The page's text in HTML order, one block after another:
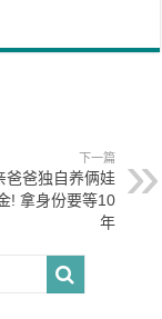
下一篇
爸爸独自养俩娃
! 拿身份要等10
年